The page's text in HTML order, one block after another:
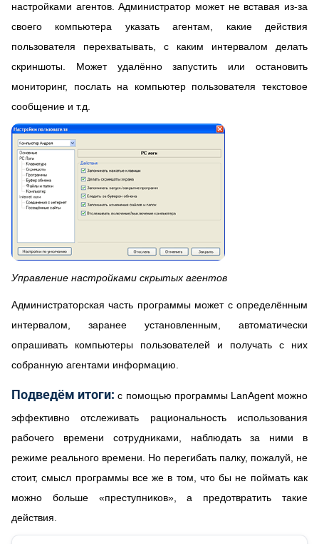
настройками агентов. Администратор может не вставая из-за
своего компьютера указать агентам, какие действия
пользователя перехватывать, с каким интервалом делать
скриншоты. Может удалённо запустить или остановить
мониторинг, послать на компьютер пользователя текстовое
сообщение и т.д.
Управление настройками скрытых агентов
Администраторская часть программы может с определённым
интервалом, заранее установленным, автоматически
опрашивать компьютеры пользователей и получать с них
собранную агентами информацию.
Подведём итоги:с помощью программы LanAgent можно
эффективно отслеживать рациональность использования
рабочего времени сотрудниками, наблюдать за ними в
режиме реального времени. Но перегибать палку, пожалуй, не
стоит, смысл программы все же в том, что бы не поймать как
можно больше «преступников», а предотвратить такие
действия.